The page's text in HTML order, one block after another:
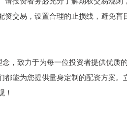
交易，设置合理的止损线，避免盲
，致力于为每一位投资者提供优质
能为您提供量身定制的配资方案
！